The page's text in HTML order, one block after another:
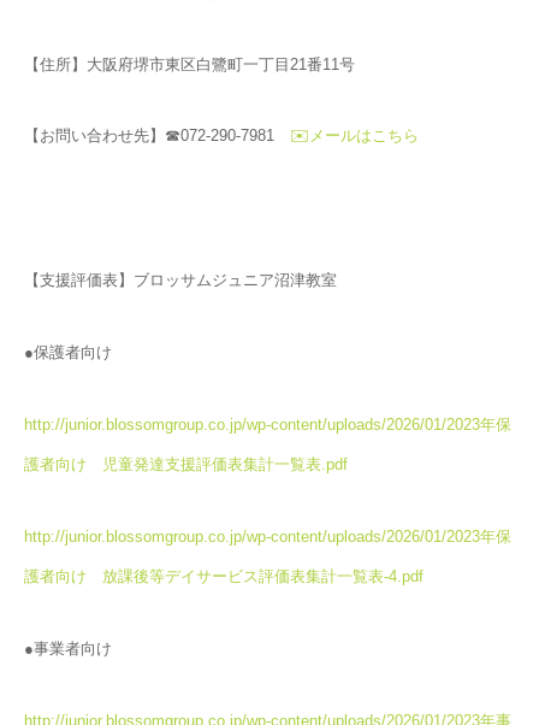
【住所】大阪府堺市東区白鷺町一丁目21番11号
【お問い合わせ先】☎072-290-7981 ✉️メールはこちら
【支援評価表】ブロッサムジュニア沼津教室
●保護者向け
http://junior.blossomgroup.co.jp/wp-content/uploads/2026/01/2023年保
護者向け 児童発達支援評価表集計一覧表.pdf
http://junior.blossomgroup.co.jp/wp-content/uploads/2026/01/2023年保
護者向け 放課後等デイサービス評価表集計一覧表-4.pdf
●事業者向け
http://junior.blossomgroup.co.jp/wp-content/uploads/2026/01/2023年事